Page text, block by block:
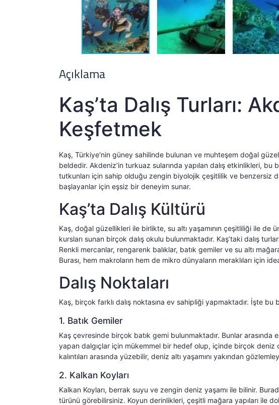
Açıklama
Kaş’ta Dalış Turları:
Keşfetmek
Kaş, Türkiye'nin güney sahilinde bulunan ve muhteşem doğal
beldedir. Akdeniz’in turkuaz sularında yapılan dalış etkinlikleri,
tutkunları için sahip olduğu zengin biyolojik çeşitlilik ve benzersiz
başlayanlar için eşsiz bir deneyim sunar.
Kaş’ta Dalış Kültürü
Kaş, doğal güzellikleri ile birlikte, su altı yaşamının çeşitliliği ile de
kursları sunan birçok dalış okulu bulunmaktadır. Kaş’taki dalış
Renkli mercanlar, rengarenk balıklar, batık gemiler ve su altı
Burası, hem makroların hem de mikro dünyaların meraklıları için
Dalış Noktaları
Kaş, birçok farklı dalış noktasına ev sahipliği yapmaktadır. İşte
1. Batık Gemiler
Kaş çevresinde birçok batık gemi bulunmaktadır. Bunlar arasında
yapan dalgıçlar için mükemmel bir hedef olup, içinde birçok deniz
kalıntıları arasında yüzebilir, deniz altı yaşamını yakından
2. Kalkan Koyları
Kalkan Koyları, berrak suyu ve zengin deniz yaşamı ile bilinir.
türünü görebilirsiniz. Koyun derinlikleri, çeşitli mağara yapıları ile